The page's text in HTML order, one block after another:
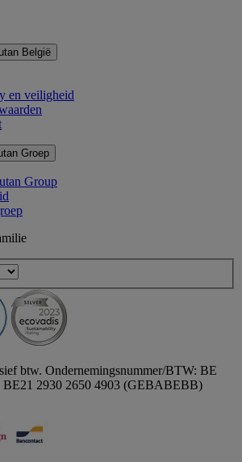
België
en veiligheid
Groep
Group
btw. Ondernemingsnummer/BTW: BE
2930 2650 4903 (GEBABEBB)